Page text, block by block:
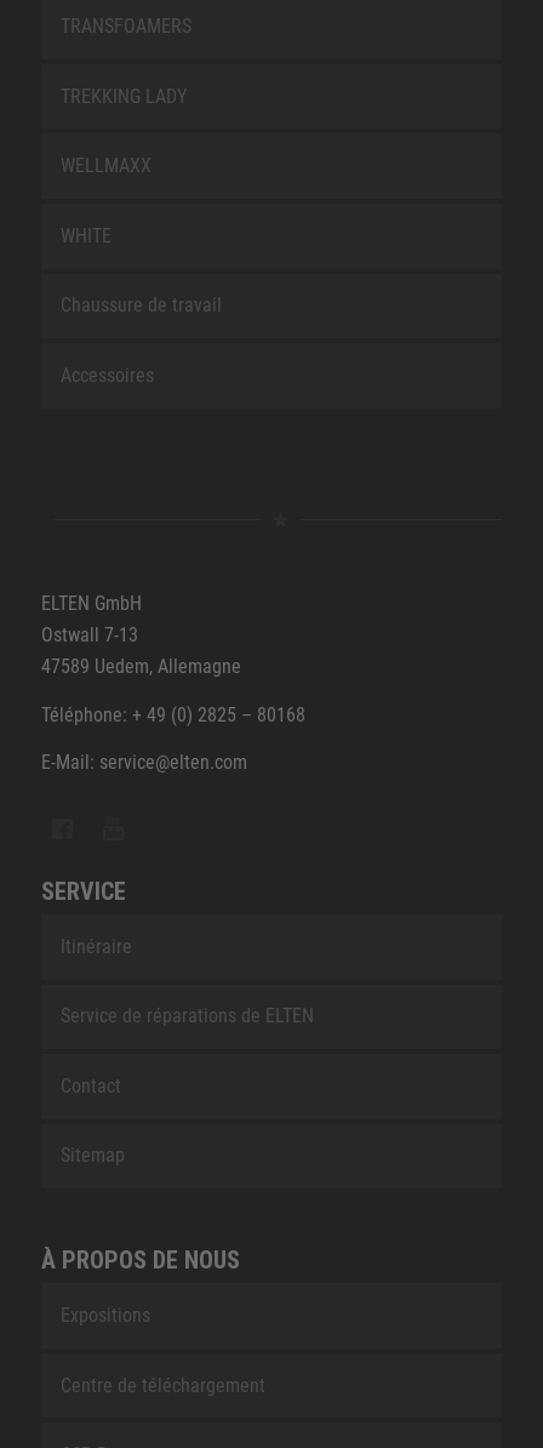
TRANSFOAMERS
TREKKING LADY
WELLMAXX
WHITE
Chaussure de travail
Accessoires
ELTEN GmbH
Ostwall 7-13
47589 Uedem, Allemagne
Téléphone: + 49 (0) 2825 – 80168
E-Mail: service@elten.com
SERVICE
Itinéraire
Service de réparations de ELTEN
Contact
Sitemap
À PROPOS DE NOUS
Expositions
Centre de téléchargement